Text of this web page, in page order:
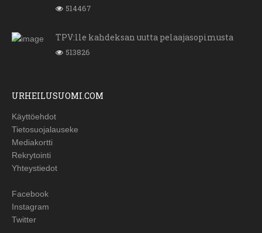
514467
TPV:lle kahdeksan uutta pelaajasopimusta
513826
URHEILUSUOMI.COM
Käyttöehdot
Tietosuojalauseke
Mediakortti
Rekrytointi
Yhteystiedot
Facebook
Instagram
Twitter